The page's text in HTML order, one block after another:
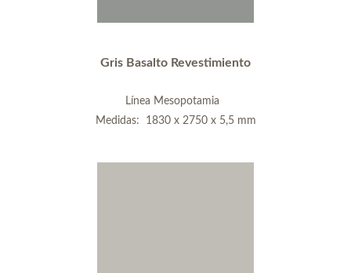
Gris Basalto Revestimiento
Línea Mesopotamia
Medidas: 1830 x 2750 x 5,5 mm